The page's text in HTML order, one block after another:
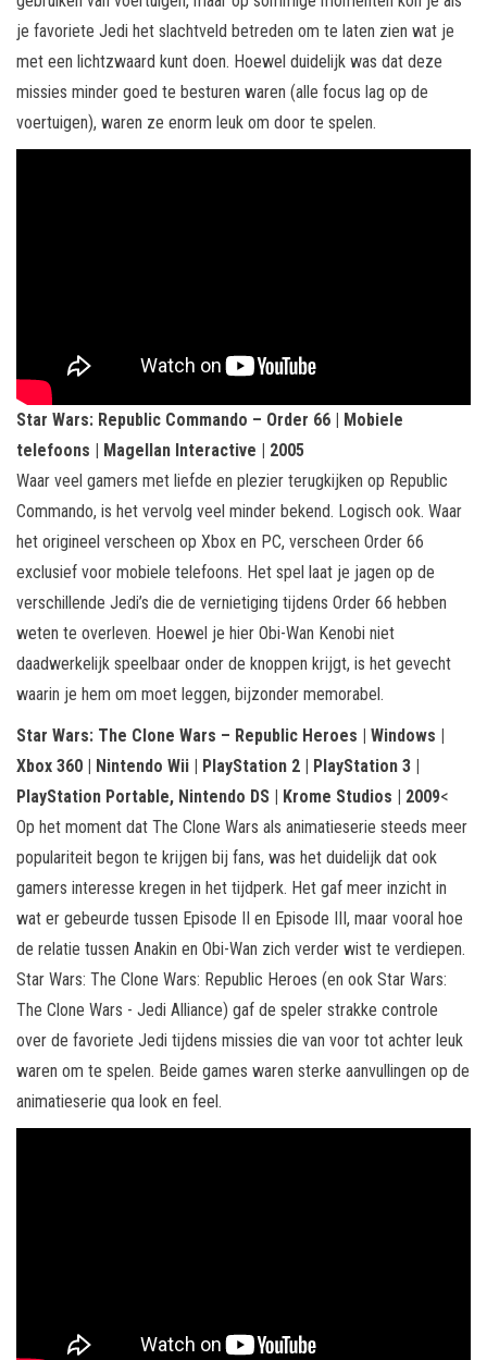
je favoriete Jedi het slachtveld betreden om te laten zien wat je
met een lichtzwaard kunt doen. Hoewel duidelijk was dat deze
missies minder goed te besturen waren (alle focus lag op de
voertuigen), waren ze enorm leuk om door te spelen.
Star Wars: Republic Commando – Order 66 | Mobiele
telefoons | Magellan Interactive | 2005
Waar veel gamers met liefde en plezier terugkijken op Republic
Commando, is het vervolg veel minder bekend. Logisch ook. Waar
het origineel verscheen op Xbox en PC, verscheen Order 66
exclusief voor mobiele telefoons. Het spel laat je jagen op de
verschillende Jedi’s die de vernietiging tijdens Order 66 hebben
weten te overleven. Hoewel je hier Obi-Wan Kenobi niet
daadwerkelijk speelbaar onder de knoppen krijgt, is het gevecht
waarin je hem om moet leggen, bijzonder memorabel.
Star Wars: The Clone Wars – Republic Heroes | Windows |
Xbox 360 | Nintendo Wii | PlayStation 2 | PlayStation 3 |
PlayStation Portable, Nintendo DS | Krome Studios | 2009<
Op het moment dat The Clone Wars als animatieserie steeds meer
populariteit begon te krijgen bij fans, was het duidelijk dat ook
gamers interesse kregen in het tijdperk. Het gaf meer inzicht in
wat er gebeurde tussen Episode II en Episode III, maar vooral hoe
de relatie tussen Anakin en Obi-Wan zich verder wist te verdiepen.
Star Wars: The Clone Wars: Republic Heroes (en ook Star Wars:
The Clone Wars - Jedi Alliance) gaf de speler strakke controle
over de favoriete Jedi tijdens missies die van voor tot achter leuk
waren om te spelen. Beide games waren sterke aanvullingen op de
animatieserie qua look en feel.